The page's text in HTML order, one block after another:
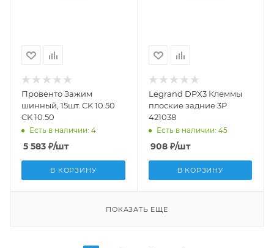
Провенто Зажим
шинный, 15шт. CK 10.50
CK 10.50
Есть в наличии: 4
5 583 ₽/шт
В КОРЗИНУ
Legrand DPX3 Клеммы
плоские задние 3P
421038
Есть в наличии: 45
908₽/шт
В КОРЗИНУ
ПОКАЗАТЬ ЕЩЕ